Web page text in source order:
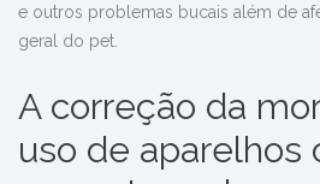
e outros problemas bucais além de
geral do pet.
A correção da
uso de aparelhos